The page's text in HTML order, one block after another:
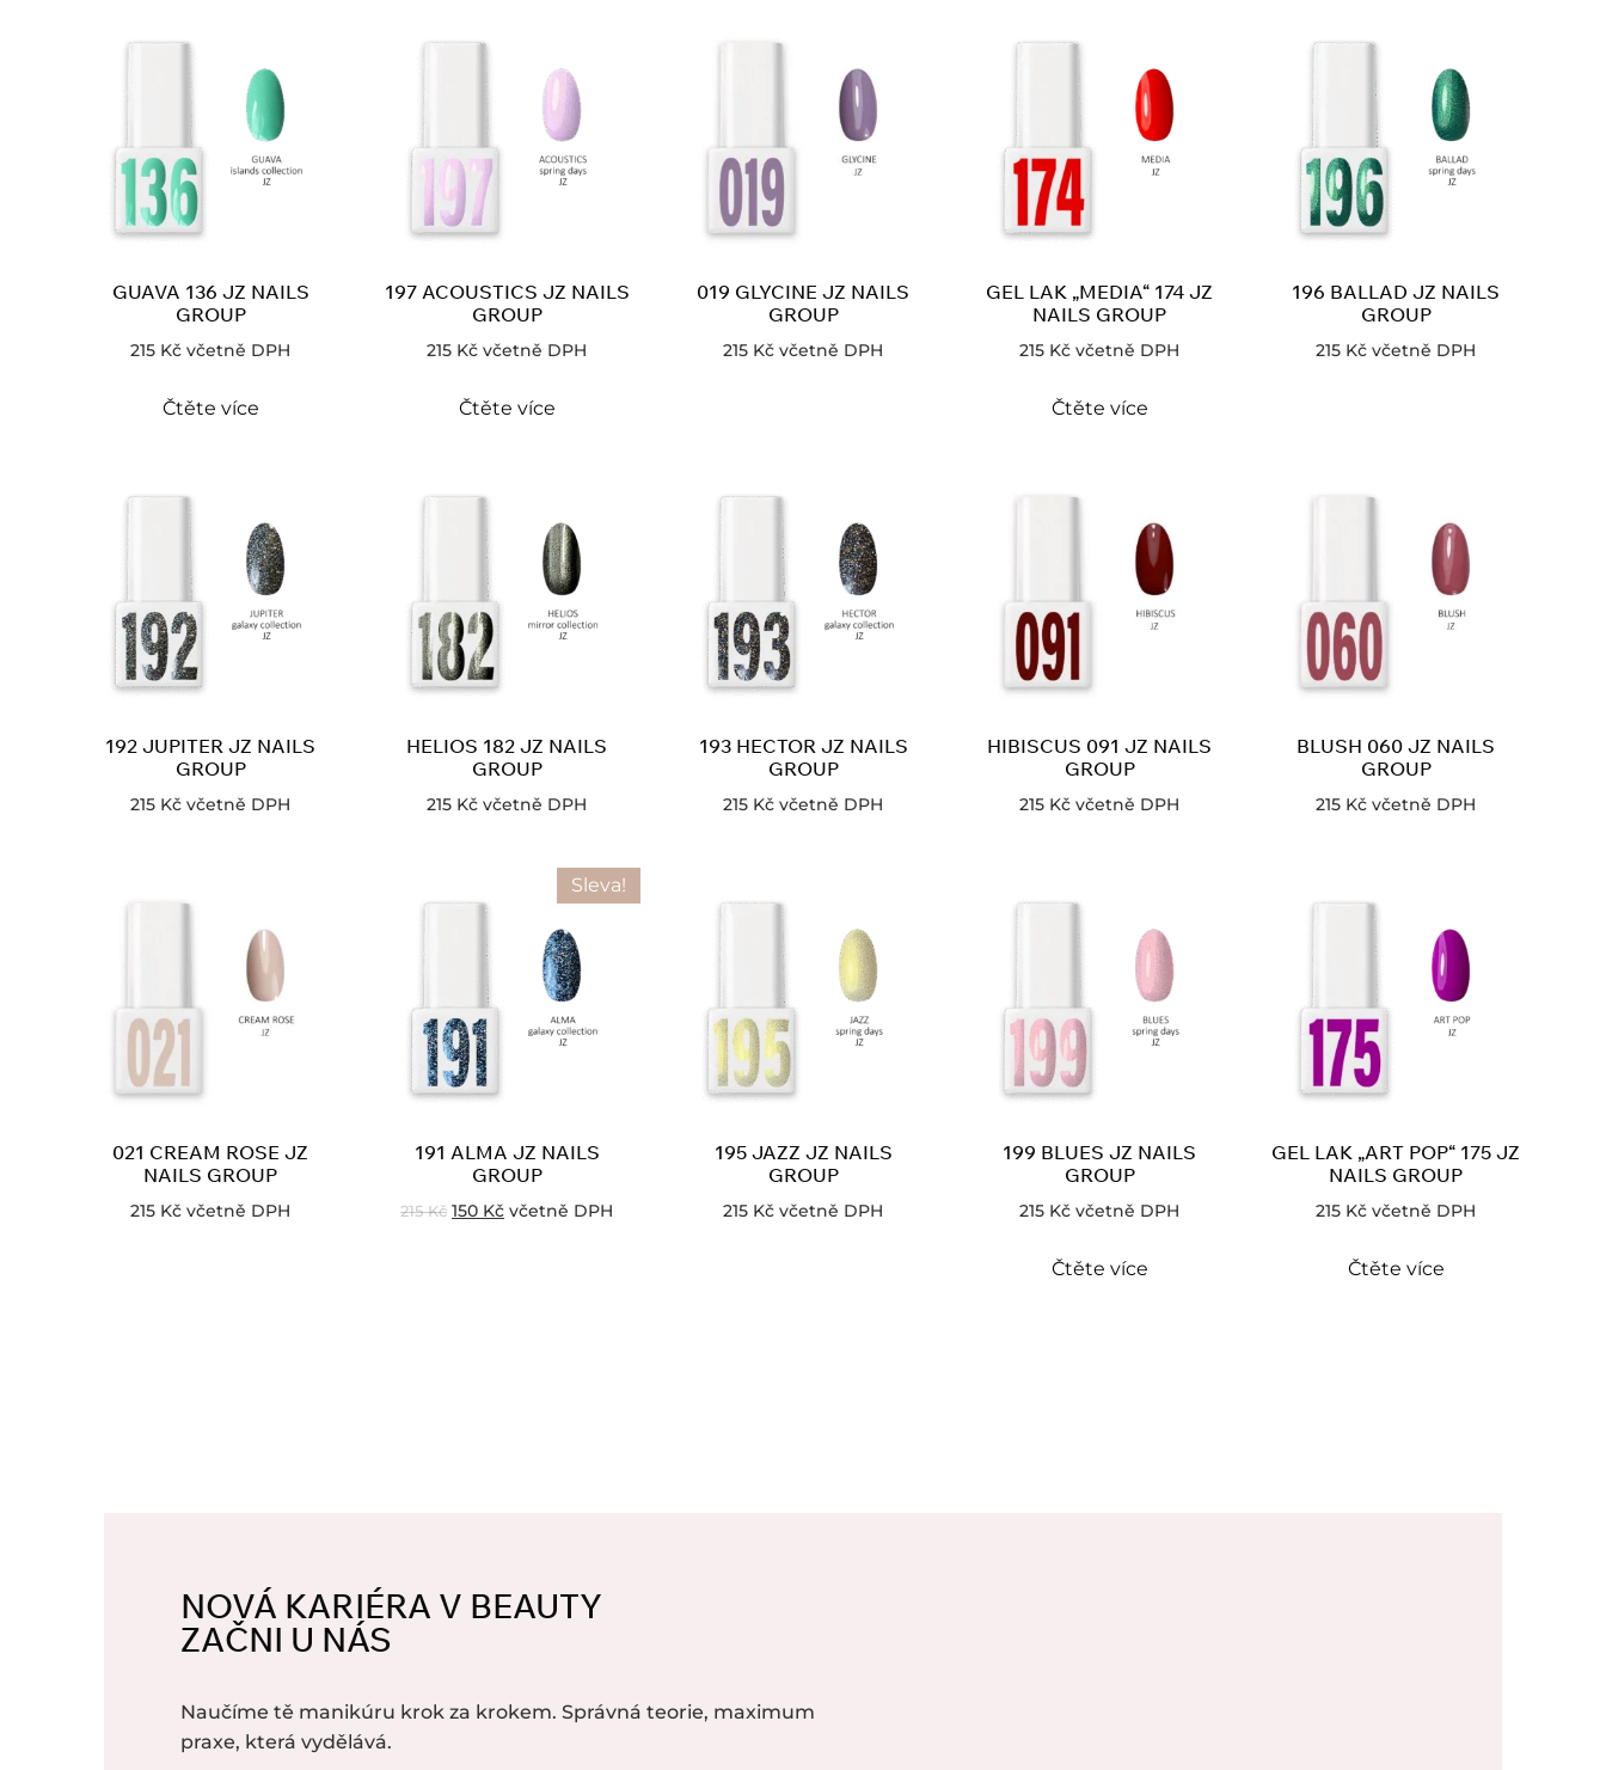
GUAVA 136 JZ NAILS
GROUP
215 Kč včetně DPH
Čtěte více
197 ACOUSTICS JZ NAILS
GROUP
215 Kč včetně DPH
Čtěte více
019 GLYCINE JZ NAILS
GROUP
215 Kč včetně DPH
GEL LAK „MEDIA“ 174 JZ
NAILS GROUP
215 Kč včetně DPH
Čtěte více
196 BALLAD JZ NAILS
GROUP
215 Kč včetně DPH
192 JUPITER JZ NAILS
GROUP
215 Kč včetně DPH
HELIOS 182 JZ NAILS
GROUP
215 Kč včetně DPH
193 HECTOR JZ NAILS
GROUP
215 Kč včetně DPH
HIBISCUS 091 JZ NAILS
GROUP
215 Kč včetně DPH
BLUSH 060 JZ NAILS
GROUP
215 Kč včetně DPH
021 CREAM ROSE JZ
NAILS GROUP
215 Kč včetně DPH
Sleva!
191 ALMA JZ NAILS
GROUP
215Kč 150 Kč včetně DPH
195 JAZZ JZ NAILS
GROUP
215 Kč včetně DPH
199 BLUES JZ NAILS
GROUP
215 Kč včetně DPH
Čtěte více
GEL LAK „ART POP“ 175 JZ
NAILS GROUP
215 Kč včetně DPH
Čtěte více
NOVÁ KARIÉRA V BEAUTY
ZAČNI U NÁS
Naučíme tě manikúru krok za krokem. Správná teorie, maximum
praxe, která vydělává.